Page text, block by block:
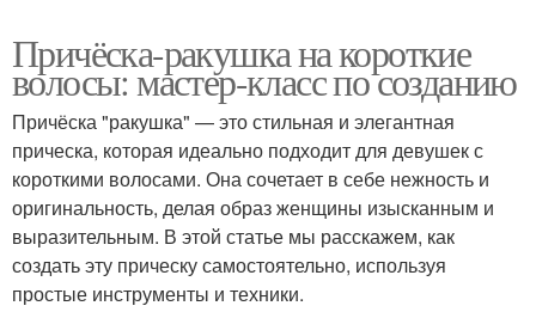
Причёска-ракушка на короткие
волосы: мастер-класс по созданию
Причёска "ракушка" — это стильная и элегантная
прическа, которая идеально подходит для девушек с
короткими волосами. Она сочетает в себе нежность и
оригинальность, делая образ женщины изысканным и
выразительным. В этой статье мы расскажем, как
создать эту прическу самостоятельно, используя
простые инструменты и техники.